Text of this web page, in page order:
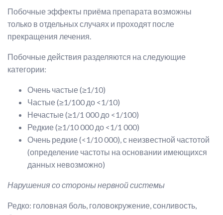
Побочные эффекты приёма препарата возможны
только в отдельных случаях и проходят после
прекращения лечения.
Побочные действия разделяются на следующие
категории:
Очень частые (≥1/10)
Частые (≥1/100 до <1/10)
Нечастые (≥1/1 000 до <1/100)
Редкие (≥1/10 000 до <1/1 000)
Очень редкие (<1/10 000), с неизвестной частотой
(определение частоты на основании имеющихся
данных невозможно)
Нарушения со стороны нервной системы
Редко: головная боль, головокружение, сонливость,